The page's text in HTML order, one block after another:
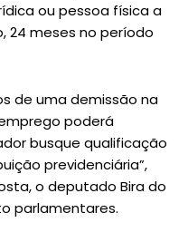
ou pessoa física a
24 meses no período
de uma demissão na
poderá
busque qualificação
previdenciária”,
o deputado Bira do
parlamentares.